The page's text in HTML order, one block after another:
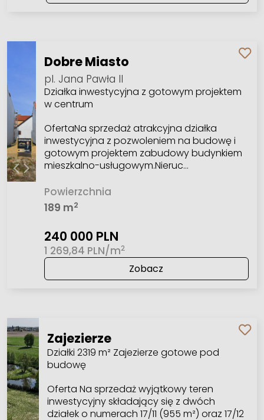
Dobre Miasto
pl. Jana Pawła II
Działka inwestycyjna z gotowym projektem
w centrum
OfertaNa sprzedaż atrakcyjna działka
inwestycyjna z pozwoleniem na budowę i
gotowym projektem zabudowy budynkiem
mieszkalno-usługowym.Nieruc…
Powierzchnia
189 m2
240 000 PLN
1 269,84 PLN/m2
Zobacz
Zajezierze
Działki 2319 m² Zajezierze gotowe pod
budowę
Oferta Na sprzedaż wyjątkowy teren
inwestycyjny składający się z dwóch
działek o numerach 17/11 (955 m²) oraz 17/12